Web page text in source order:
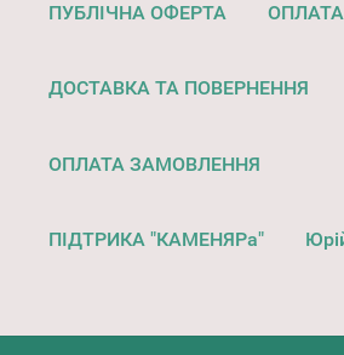
ПУБЛІЧНА ОФЕРТА ОПЛАТА
ДОСТАВКА ТА ПОВЕРНЕННЯ
ОПЛАТА ЗАМОВЛЕННЯ
ПІДТРИКА "КАМЕНЯРа"